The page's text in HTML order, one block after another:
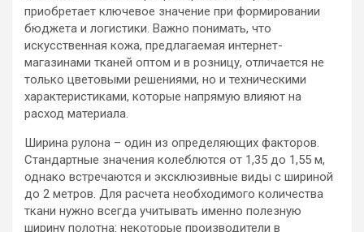
приобретает ключевое значение при формировании
бюджета и логистики. Важно понимать, что
искусственная кожа, предлагаемая интернет-
магазинами тканей оптом и в розницу, отличается не
только цветовыми решениями, но и техническими
характеристиками, которые напрямую влияют на
расход материала.
Ширина рулона – один из определяющих факторов.
Стандартные значения колеблются от 1,35 до 1,55 м,
однако встречаются и эксклюзивные виды с шириной
до 2 метров. Для расчета необходимого количества
ткани нужно всегда учитывать именно полезную
ширину полотна: некоторые производители в